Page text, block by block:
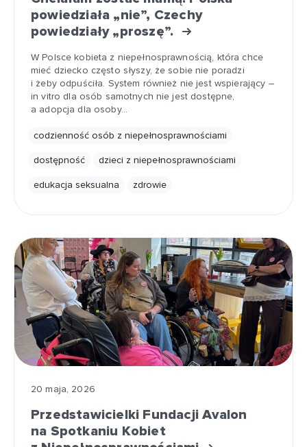
powiedziała „nie”, Czechy
powiedziały „proszę”.
W Polsce kobieta z niepełnosprawnością, która chce
mieć dziecko często słyszy, że sobie nie poradzi
i żeby odpuściła. System również nie jest wspierający –
in vitro dla osób samotnych nie jest dostępne,
a adopcja dla osoby…
codzienność osób z niepełnosprawnościami
dostępność dzieci z niepełnosprawnościami
edukacja seksualna zdrowie
20 maja, 2026
Przedstawicielki Fundacji Avalon
na Spotkaniu Kobiet